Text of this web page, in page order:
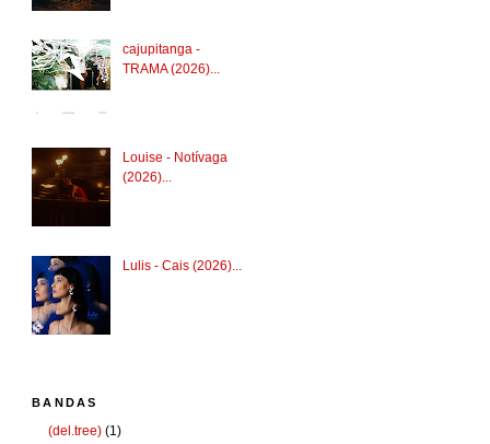
cajupitanga -
TRAMA (2026)...
Louise - Notívaga
(2026)...
Lulis - Cais (2026)...
BANDAS
(del.tree) (1)